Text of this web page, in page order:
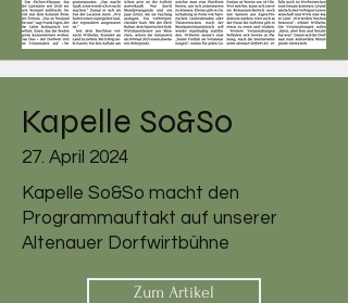
Kapelle So&So
27. April 2024
Kapelle So&So macht den
Programmauftakt auf unserer
Altenauer Dorfwirtbühne
Zum Artikel